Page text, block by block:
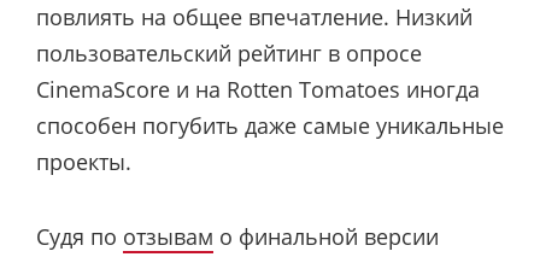
повлиять на общее впечатление. Низкий
пользовательский рейтинг в опросе
CinemaScore и на Rotten Tomatoes иногда
способен погубить даже самые уникальные
проекты.
Судя по отзывам о финальной версии